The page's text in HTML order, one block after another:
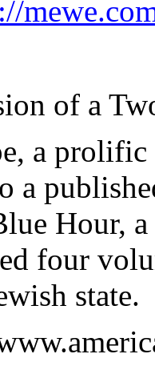
of a
a prolific
a
Hour, a
four
state.